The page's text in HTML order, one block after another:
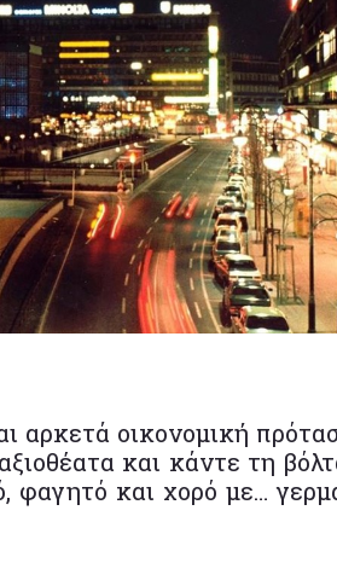
αρκετά οικονομική
και κάντε τη
και χορό με…